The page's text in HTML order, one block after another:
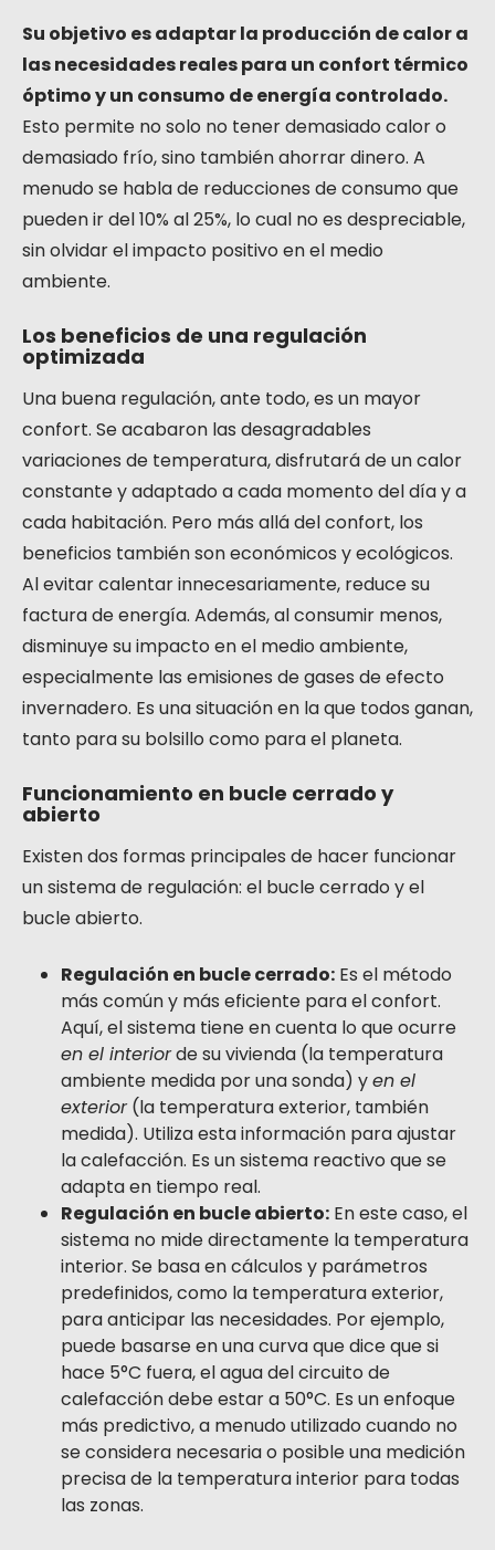
Su objetivo es adaptar la producción de calor a
las necesidades reales para un confort térmico
óptimo y un consumo de energía controlado.
Esto permite no solo no tener demasiado calor o
demasiado frío, sino también ahorrar dinero. A
menudo se habla de reducciones de consumo que
pueden ir del 10% al 25%, lo cual no es despreciable,
sin olvidar el impacto positivo en el medio
ambiente.
Los beneficios de una regulación
optimizada
Una buena regulación, ante todo, es un mayor
confort. Se acabaron las desagradables
variaciones de temperatura, disfrutará de un calor
constante y adaptado a cada momento del día y a
cada habitación. Pero más allá del confort, los
beneficios también son económicos y ecológicos.
Al evitar calentar innecesariamente, reduce su
factura de energía. Además, al consumir menos,
disminuye su impacto en el medio ambiente,
especialmente las emisiones de gases de efecto
invernadero. Es una situación en la que todos ganan,
tanto para su bolsillo como para el planeta.
Funcionamiento en bucle cerrado y
abierto
Existen dos formas principales de hacer funcionar
un sistema de regulación: el bucle cerrado y el
bucle abierto.
Regulación en bucle cerrado: Es el método
más común y más eficiente para el confort.
Aquí, el sistema tiene en cuenta lo que ocurre
en el interiorde su vivienda (la temperatura
ambiente medida por una sonda) yen el
exterior(la temperatura exterior, también
medida). Utiliza esta información para ajustar
la calefacción. Es un sistema reactivo que se
adapta en tiempo real.
Regulación en bucle abierto: En este caso, el
sistema no mide directamente la temperatura
interior. Se basa en cálculos y parámetros
predefinidos, como la temperatura exterior,
para anticipar las necesidades. Por ejemplo,
puede basarse en una curva que dice que si
hace 5°C fuera, el agua del circuito de
calefacción debe estar a 50°C. Es un enfoque
más predictivo, a menudo utilizado cuando no
se considera necesaria o posible una medición
precisa de la temperatura interior para todas
las zonas.